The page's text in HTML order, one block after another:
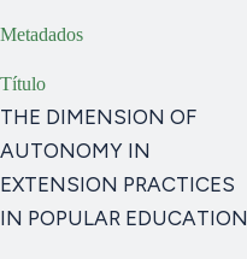
Metadados
Título
THE DIMENSION OF
AUTONOMY IN
EXTENSION PRACTICES
IN POPULAR EDUCATION